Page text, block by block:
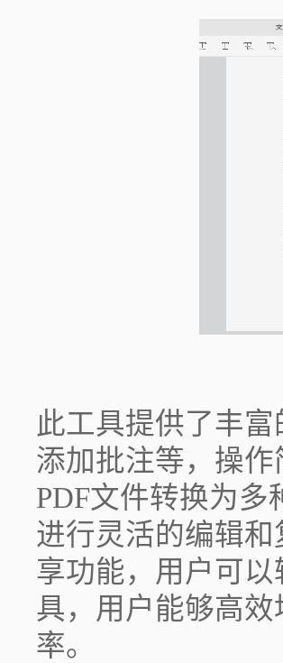
此工具提供了丰
添加批注等，操
PDF文件转换为多
进行灵活的编辑
享功能，用户可
具，用户能够高
率。